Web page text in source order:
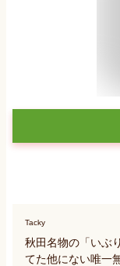
Tacky
秋田名物の「いぶ
てた他にない唯一